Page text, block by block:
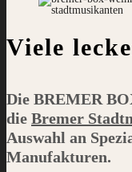
Viele
Die BREMER
die Bremer
Auswahl an
Manufakturen.